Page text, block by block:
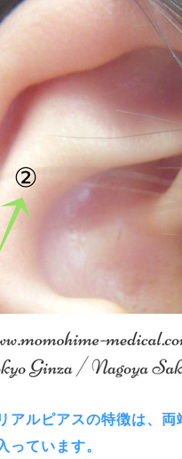
アルピアスの特徴は、
っています。